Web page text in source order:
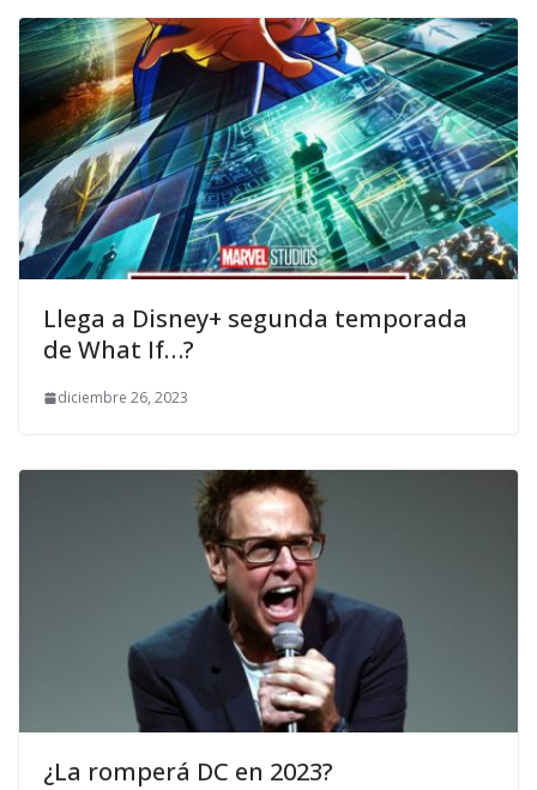
Llega a Disney+ segunda temporada
de What If…?
diciembre 26, 2023
¿La romperá DC en 2023?